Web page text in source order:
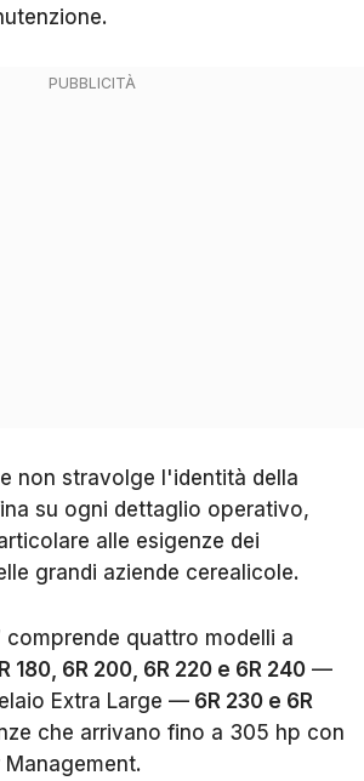
non stravolge l'identità della
su ogni dettaglio operativo,
alle esigenze dei
grandi aziende cerealicole.
comprende quattro modelli a
180, 6R 200, 6R 220 e 6R 240 —
Extra Large — 6R 230 e 6R
che arrivano fino a 305 hp con
Management.